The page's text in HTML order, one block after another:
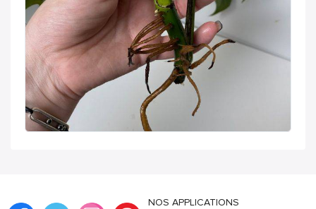
NOS APPLICATIONS